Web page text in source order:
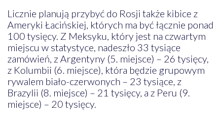
Licznie planują przybyć do Rosji także kibice z
Ameryki Łacińskiej, których ma być łącznie ponad
100 tysięcy. Z Meksyku, który jest na czwartym
miejscu w statystyce, nadeszło 33 tysiące
zamówień, z Argentyny (5. miejsce) – 26 tysięcy,
z Kolumbii (6. miejsce), która będzie grupowym
rywalem biało-czerwonych – 23 tysiące, z
Brazylii (8. miejsce) – 21 tysięcy, a z Peru (9.
miejsce) – 20 tysięcy.